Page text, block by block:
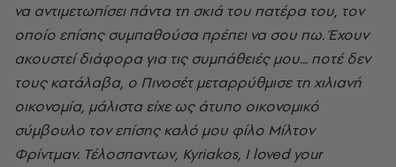
να αντιμετωπίσει πάντα τη σκιά του πατέρα του, τον
οποίο επίσης συμπαθούσα πρέπει να σου πω. Έχουν
ακουστεί διάφορα για τις συμπάθειές μου... ποτέ δεν
τους κατάλαβα, ο Πινοσέτ μεταρρύθμισε τη χιλιανή
οικονομία, μάλιστα είχε ως άτυπο οικονομικό
σύμβουλο τον επίσης καλό μου φίλο Μίλτον
Φρίντμαν. Τέλοσπαντων, Kyriakos, I loved your